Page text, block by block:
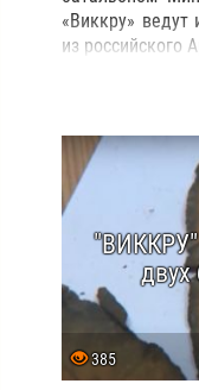
«Виккру» ведут
из российского
"ВИККРУ"
двух
385